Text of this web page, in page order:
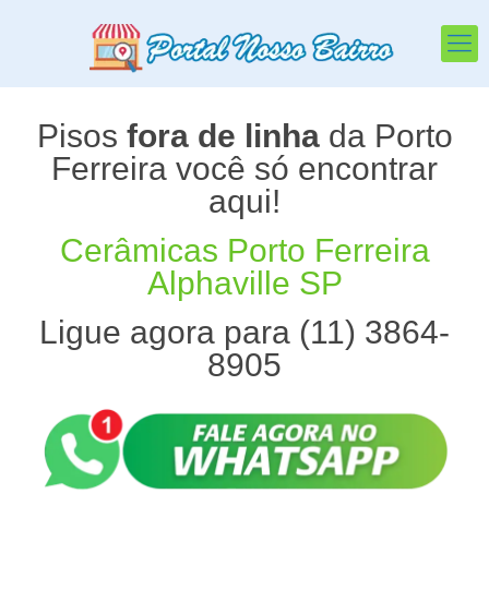
Pisos fora de linhada Porto
Ferreira você só encontrar
aqui!
Cerâmicas Porto Ferreira
Alphaville SP
Ligue agora para (11) 3864-
8905